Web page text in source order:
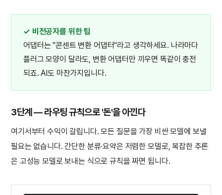
✓ 비전공자를 위한 팁
어댑터는 "콘센트 변환 어댑터"라고 생각하세요. 나라마다
플러그 모양이 달라도, 변환 어댑터만 끼우면 똑같이 충전
되죠. AI도 마찬가지입니다.
3단계 — 라우팅 규칙으로 '돈'을 아낀다
여기서부터 수익이 갈립니다. 모든 질문을 가장 비싼 모델에 보낼
필요는 없습니다. 간단한 분류·요약은 저렴한 모델로, 복잡한 추론
은 고성능 모델로 보내는 식으로 규칙을 짜면 됩니다.